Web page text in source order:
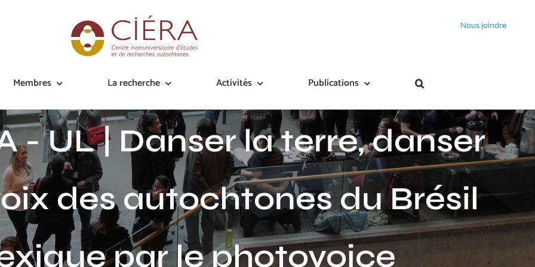
Nous joindre
Membres La recherche Activités Publications
- UL | Danser la terre, danser
des autochtones du Brésil
par le photovoice